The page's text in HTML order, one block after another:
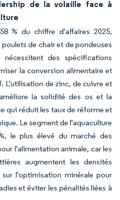
de la volaille face à
% du chiffre d'affaires 2025,
de chair et de pondeuses
des spécifications
la conversion alimentaire et
de zinc, de cuivre et
la solidité des os et la
qui réduit les taux de réforme et
Le segment de l'aquaculture
le plus élevé du marché des
l'alimentation animale, car les
augmentent les densités
l'optimisation minérale pour
et éviter les pénalités liées à